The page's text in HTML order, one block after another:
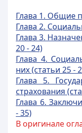
Глава 1. Общие
Глава 2.
Глава 3.
20 - 24)
Глава 4.
них (статьи 25 -
Глава 5.
страхования
Глава 6.
- 35)
В оригинале